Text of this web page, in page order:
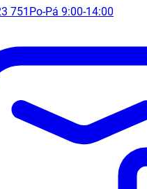
751 Po-Pá 9:00-14:00